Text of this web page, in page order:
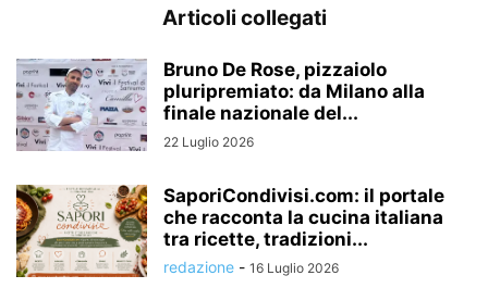
Articoli collegati
Bruno De Rose, pizzaiolo
pluripremiato: da Milano alla
finale nazionale del...
22 Luglio 2026
SaporiCondivisi.com: il portale
che racconta la cucina italiana
tra ricette, tradizioni...
redazione - 16 Luglio 2026